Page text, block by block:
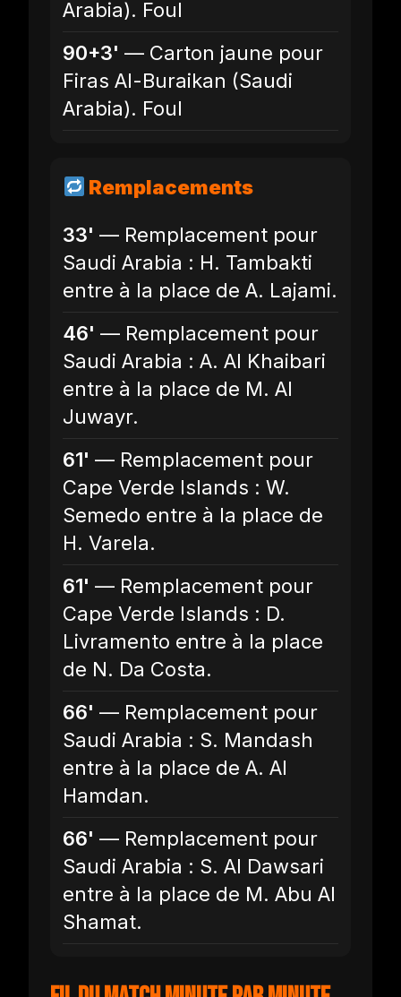
Arabia). Foul
90+3' — Carton jaune pour
Firas Al-Buraikan (Saudi
Arabia). Foul
Remplacements
33' — Remplacement pour
Saudi Arabia : H. Tambakti
entre à la place de A. Lajami.
46' — Remplacement pour
Saudi Arabia : A. Al Khaibari
entre à la place de M. Al
Juwayr.
61' — Remplacement pour
Cape Verde Islands : W.
Semedo entre à la place de
H. Varela.
61' — Remplacement pour
Cape Verde Islands : D.
Livramento entre à la place
de N. Da Costa.
66' — Remplacement pour
Saudi Arabia : S. Mandash
entre à la place de A. Al
Hamdan.
66' — Remplacement pour
Saudi Arabia : S. Al Dawsari
entre à la place de M. Abu Al
Shamat.